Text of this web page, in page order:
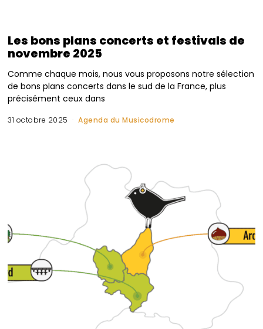
Les bons plans concerts et festivals de
novembre 2025
Comme chaque mois, nous vous proposons notre sélection
de bons plans concerts dans le sud de la France, plus
précisément ceux dans
31 octobre 2025 Agenda du Musicodrome